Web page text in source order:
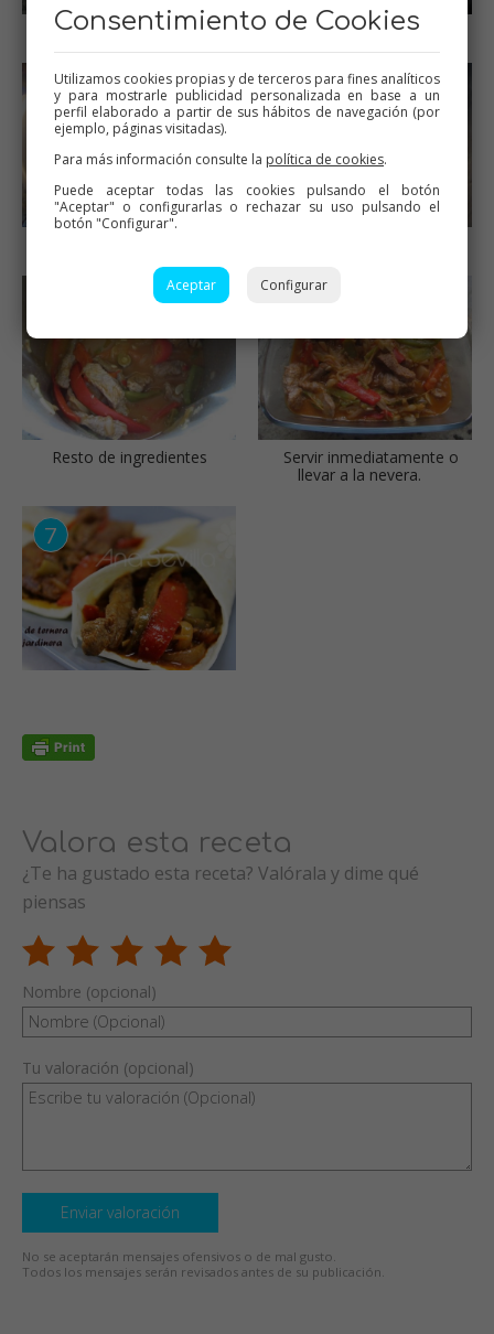
Ingredientes Pochar las verduras
Resto de ingredientes
Servir inmediatamente o
llevar a la nevera.
Valora esta receta
¿Te ha gustado esta receta? Valórala y dime qué
piensas
Nombre (opcional)
Tu valoración (opcional)
Enviar valoración
No se aceptarán mensajes ofensivos o de mal gusto.
Todos los mensajes serán revisados antes de su publicación.
Consentimiento de Cookies
Utilizamos cookies propias y de terceros para fines analíticos
y para mostrarle publicidad personalizada en base a un
perfil elaborado a partir de sus hábitos de navegación (por
ejemplo, páginas visitadas).
Para más información consulte la política de cookies.
Puede aceptar todas las cookies pulsando el botón
"Aceptar" o configurarlas o rechazar su uso pulsando el
botón "Configurar".
Aceptar Configurar